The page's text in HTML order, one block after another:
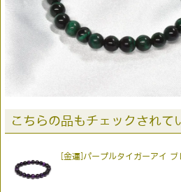
こちらの品もチェックされて
[金運]パープルタイガーアイ